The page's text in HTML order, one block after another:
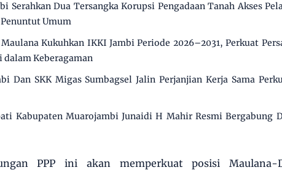
Serahkan Dua Tersangka Korupsi Pengadaan Tanah Akses
Penuntut Umum
Kukuhkan IKKI Jambi Periode 2026–2031, Perkuat
dalam Keberagaman
Dan SKK Migas Sumbagsel Jalin Perjanjian Kerja Sama
Kabupaten Muarojambi Junaidi H Mahir Resmi Bergabung
PPP ini akan memperkuat posisi Maulana-